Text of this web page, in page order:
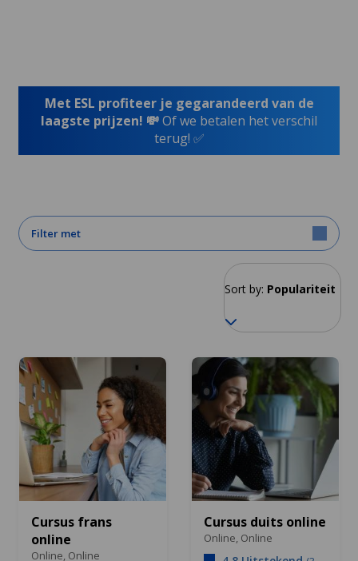
Met ESL profiteer je gegarandeerd van de
laagste prijzen! 💸Of we betalen het verschil
terug! ✅
Filter met
Sort by: Populariteit
Cursus frans
online
Online, Online
Cursus duits online
Online, Online